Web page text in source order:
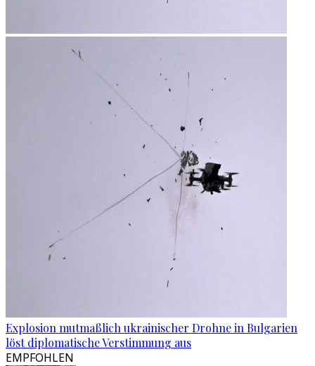
Explosion mutmaßlich ukrainischer Drohne in Bulgarien
löst diplomatische Verstimmung aus
EMPFOHLEN